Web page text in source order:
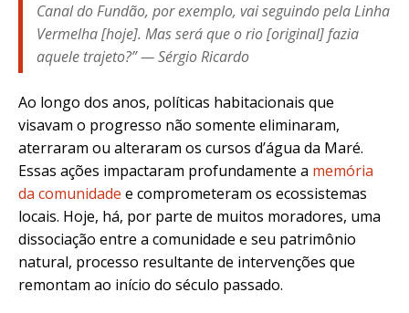
Canal do Fundão, por exemplo, vai seguindo pela Linha
Vermelha [hoje]. Mas será que o rio [original] fazia
aquele trajeto?” — Sérgio Ricardo
Ao longo dos anos, políticas habitacionais que
visavam o progresso não somente eliminaram,
aterraram ou alteraram os cursos d’água da Maré.
Essas ações impactaram profundamente a memória
da comunidade e comprometeram os ecossistemas
locais. Hoje, há, por parte de muitos moradores, uma
dissociação entre a comunidade e seu patrimônio
natural, processo resultante de intervenções que
remontam ao início do século passado.